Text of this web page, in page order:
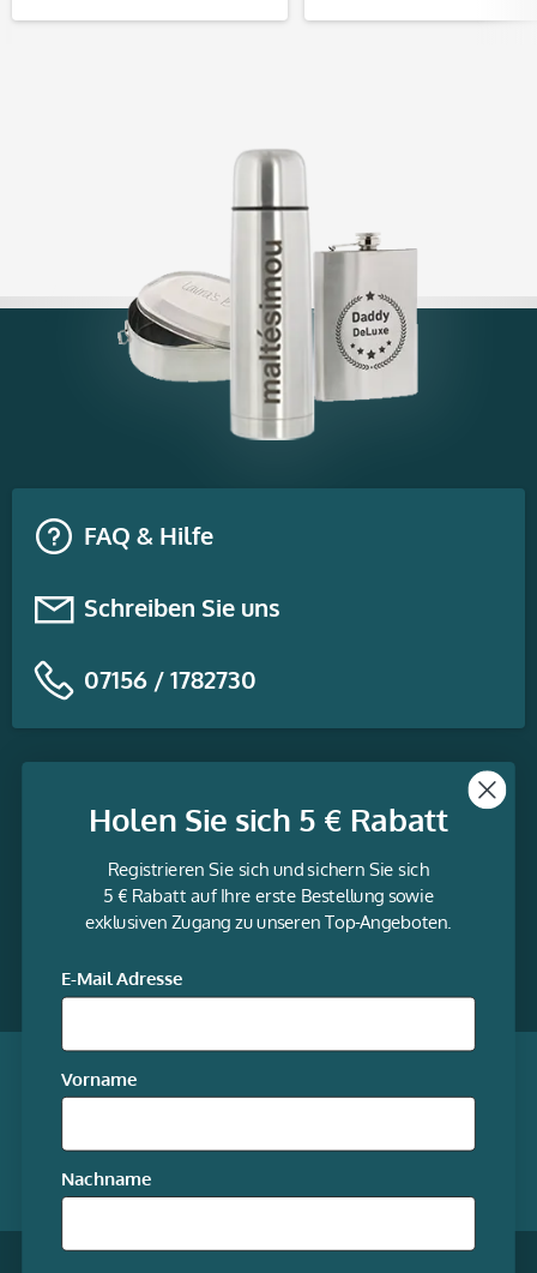
FAQ & Hilfe
Schreiben Sie uns
07156 / 1782730
Informationen
media
Facebook
Qualität garantiert
Unsere Online-Shops
Holen Sie sich 5 € Rabatt
Registrieren Sie sich und sichern Sie sich
5 € Rabatt auf Ihre erste Bestellung sowie
exklusiven Zugang zu unseren Top-Angeboten.
E-Mail Adresse
Vorname
Nachname